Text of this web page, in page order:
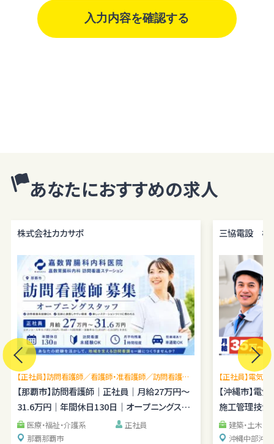
俗を遵守します。
個人情報の取扱いについて
とはありません。
当サイトにおけるユーザーへのサービスの提供
報の提供
属性情報･端末情報・位置情報・行動履歴等に基づく広告・コンテンツ
等の配信・表示、本サービスの提供E. 本サービスの改善・新規サービ
スの開発・マーケティング活動
本サービスに関するご意見、お問い合わせの確認・回答
個人情報の第三者への提供
当社は、原則として、ユーザー本人の同意を得ずに個人情報を第三者
に提供しません。提供先・提供情報内容を特定したうえで、ユーザーの
同意を得た場合に限り提供します。
提供する個人情報の項目ユーザーから取得した情報（サービス利用履
歴ほか、閲覧・検索・ブックマーク等あらゆる行動履歴に該当する情報
を含む）のうち、利用目的の達成に必要な範囲の情報項目とします。
提供の手段又は方法書面もしくは電磁的な方法による送付または送
信。ただし、以下の場合は、関係法令に反しない範囲で、ユーザーの同
あなたにおすすめの求人
株式会社カカサポ
【正社員】訪問看護師／看護師・准看護師／訪問看護未
経験OK／月平均残業1時間程度／駐車場あり
【那覇市】訪問看護師｜正社員｜月給27万円～
31.6万円｜年間休日130日｜オープニングスタ
ッフ医療・福祉・介護系
正社員
那覇那覇市
三協電設 株
【正社員】電気
理経験を広げら
【沖縄市】電
施工管理技
建築・土木・
沖縄中部沖